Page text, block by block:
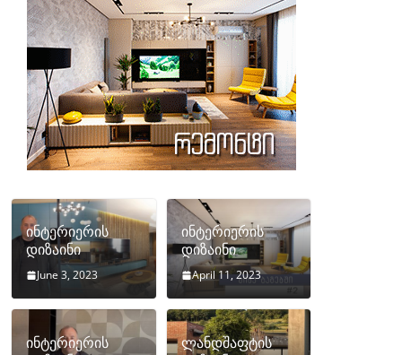
ინტერიერის
დიზაინი
June 3, 2023
ინტერიერის
დიზაინი
April 11, 2023
ინტერიერის
ლანდშაფტის